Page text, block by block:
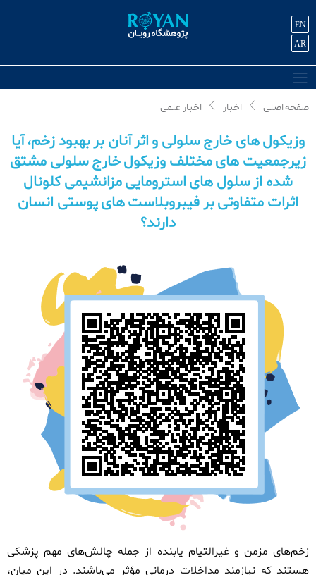
EN
AR
صفحه اصلی اخبار اخبار علمی
وزیکول های خارج سلولی و اثر آنان بر بهبود زخم، آیا
زیرجمعیت های مختلف وزیکول خارج سلولی مشتق
شده از سلول های استرومایی مزانشیمی کلونال
اثرات متفاوتی بر فیبروبلاست های پوستی انسان
دارند؟
زخم‌های مزمن و غیرالتیام یابنده از جمله چالش‌های مهم پزشکی
هستند که نیازمند مداخلات درمانی مؤثر می‌باشند. در این میان،